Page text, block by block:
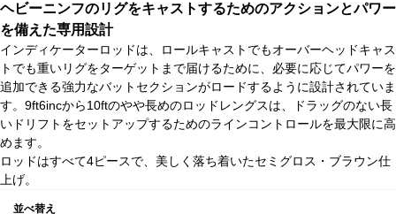
ヘビーニンフのリグをキャストするためのアクションとパワー
を備えた専用設計
インディケーターロッドは、ロールキャストでもオーバーヘッドキャス
トでも重いリグをターゲットまで届けるために、必要に応じてパワーを
追加できる強力なバットセクションがロードするように設計されていま
す。9ft6incから10ftのやや長めのロッドレングスは、ドラッグのない長
いドリフトをセットアップするためのラインコントロールを最大限に高
めます。
ロッドはすべて4ピースで、美しく落ち着いたセミグロス・ブラウン仕
上げ。
並べ替え